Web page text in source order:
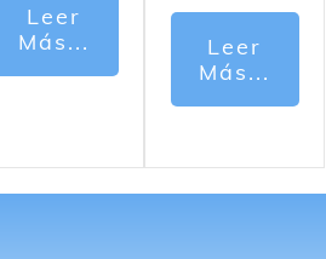
Leer
Más...
Leer
Más...